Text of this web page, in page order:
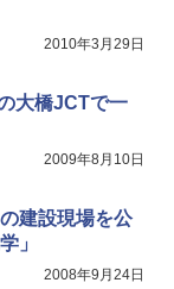
2010年3月29日
大橋JCTで一
2009年8月10日
建設現場を公
」
2008年9月24日